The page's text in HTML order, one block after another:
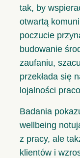
tak, by
otwartą
poczucie
budowanie
zaufaniu,
przekłada się
lojalności
Badania
wellbeing
z pracy, ale
klientów i